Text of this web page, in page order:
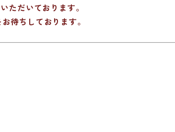
ただいております。
待ちしております。